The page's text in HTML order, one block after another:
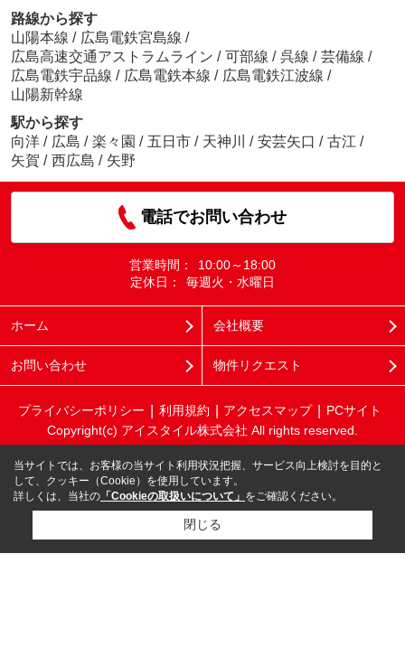
路線から探す
山陽本線 / 広島電鉄宮島線 /
広島高速交通アストラムライン / 可部線 / 呉線 / 芸備線 /
広島電鉄宇品線 / 広島電鉄本線 / 広島電鉄江波線 /
山陽新幹線
駅から探す
向洋 / 広島 / 楽々園 / 五日市 / 天神川 / 安芸矢口 / 古江 /
矢賀 / 西広島 / 矢野
電話でお問い合わせ
営業時間：
10:00～18:00
定休日：
毎週火・水曜日
ホーム 会社概要
お問い合わせ 物件リクエスト
プライバシーポリシー 利用規約 アクセスマップ
PCサイト
Copyright(c) アイスタイル株式会社 All rights reserved.
当サイトでは、お客様の当サイト利用状況把握、サービス向上検討を目的と
して、クッキー（Cookie）を使用しています。
詳しくは、当社の 「Cookieの取扱いについて」 をご確認ください。
閉じる